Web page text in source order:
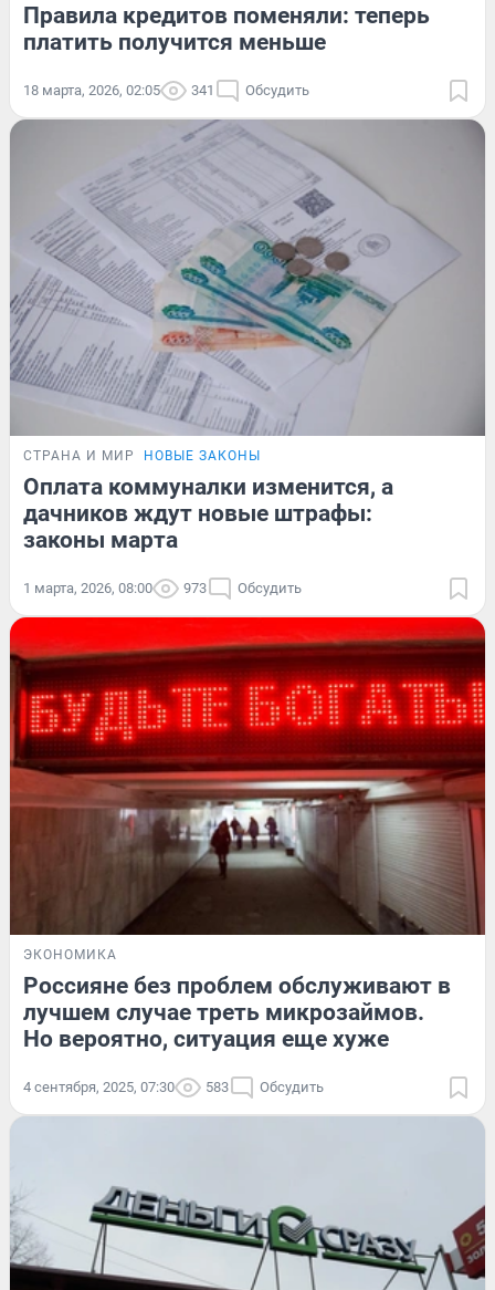
Правила кредитов поменяли: теперь
платить получится меньше
18 марта, 2026, 02:05 341 Обсудить
СТРАНА И МИР НОВЫЕ ЗАКОНЫ
Оплата коммуналки изменится, а
дачников ждут новые штрафы:
законы марта
1 марта, 2026, 08:00 973 Обсудить
ЭКОНОМИКА
Россияне без проблем обслуживают в
лучшем случае треть микрозаймов.
Но вероятно, ситуация еще хуже
4 сентября, 2025, 07:30 583 Обсудить